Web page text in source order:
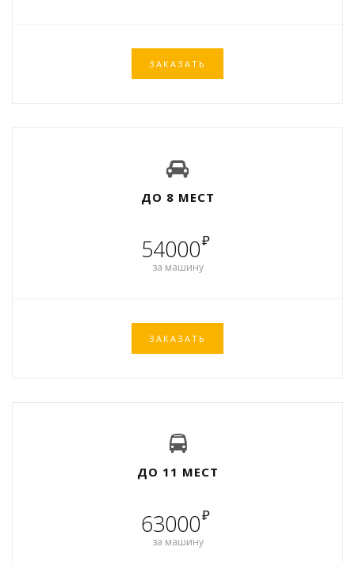
ЗАКАЗАТЬ
ДО 8 МЕСТ
54000₽
за машину
ЗАКАЗАТЬ
ДО 11 МЕСТ
63000₽
за машину